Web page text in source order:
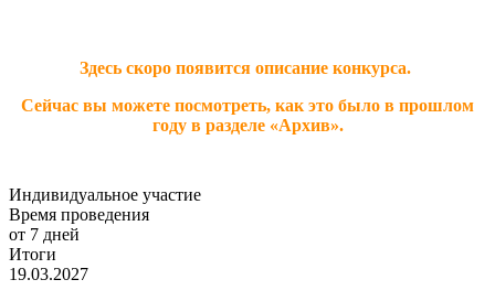
Здесь скоро появится описание конкурса.
Сейчас вы можете посмотреть, как это было в прошлом
году в разделе «Архив».
Индивидуальное участие
Время проведения
от 7 дней
Итоги
19.03.2027